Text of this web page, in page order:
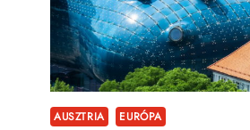
AUSZTRIA EURÓPA